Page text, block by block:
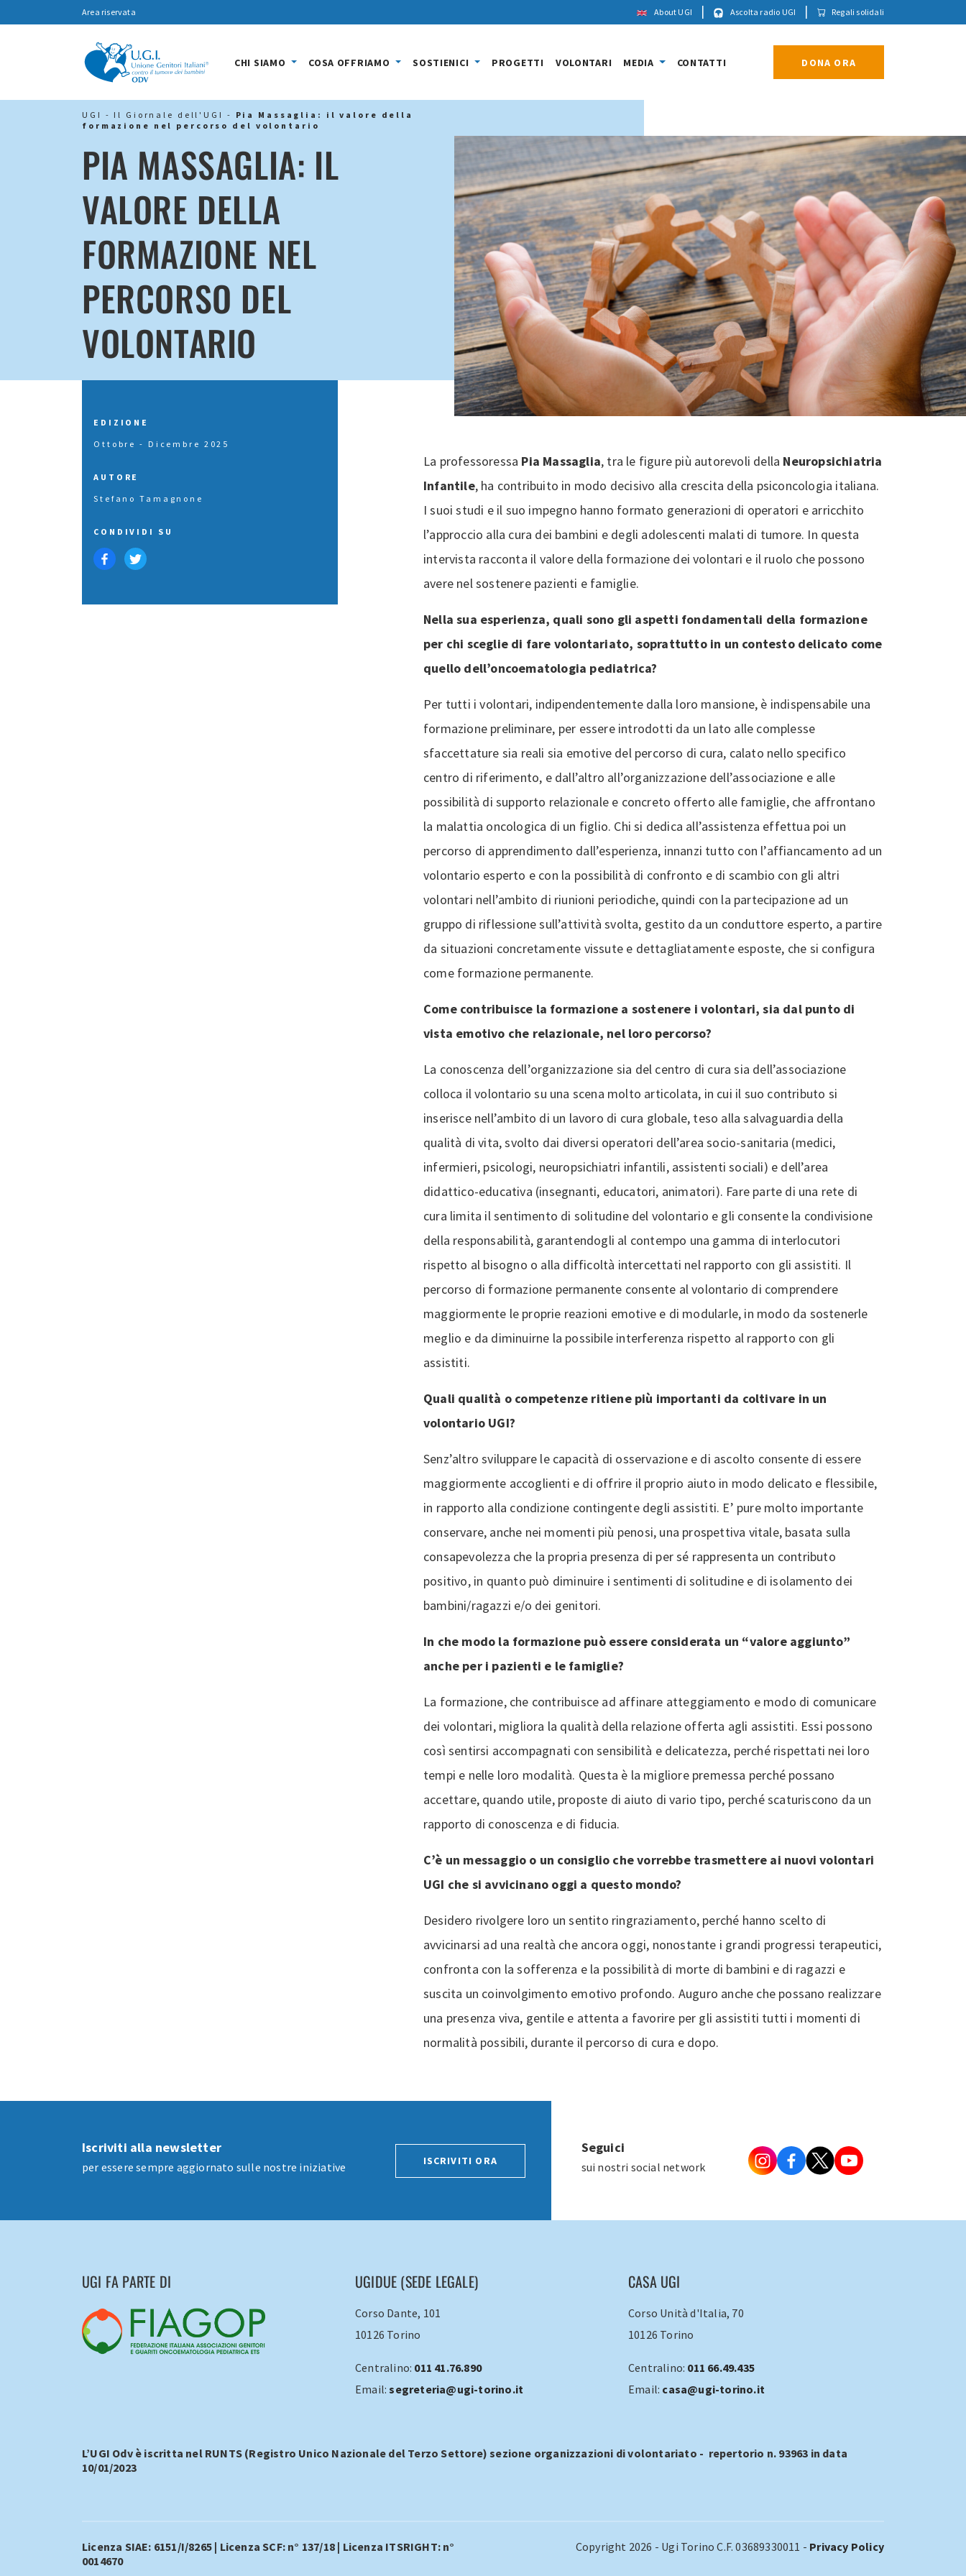
Area riservata About UGI | Ascolta radio UGI | Regali solidali
CHI SIAMO COSA OFFRIAMO SOSTIENICI PROGETTI VOLONTARI MEDIA CONTATTI DONA ORA
UGI - Il Giornale dell'UGI - Pia Massaglia: il valore della
formazione nel percorso del volontario
PIA MASSAGLIA: IL
VALORE DELLA
FORMAZIONE NEL
PERCORSO DEL
VOLONTARIO
EDIZIONE
Ottobre - Dicembre 2025
AUTORE
Stefano Tamagnone
CONDIVIDI SU
La professoressa Pia Massaglia, tra le figure più autorevoli della Neuropsichiatria
Infantile, ha contribuito in modo decisivo alla crescita della psiconcologia italiana.
I suoi studi e il suo impegno hanno formato generazioni di operatori e arricchito
l’approccio alla cura dei bambini e degli adolescenti malati di tumore. In questa
intervista racconta il valore della formazione dei volontari e il ruolo che possono
avere nel sostenere pazienti e famiglie.
Nella sua esperienza, quali sono gli aspetti fondamentali della formazione
per chi sceglie di fare volontariato, soprattutto in un contesto delicato come
quello dell’oncoematologia pediatrica?
Per tutti i volontari, indipendentemente dalla loro mansione, è indispensabile una
formazione preliminare, per essere introdotti da un lato alle complesse
sfaccettature sia reali sia emotive del percorso di cura, calato nello specifico
centro di riferimento, e dall’altro all’organizzazione dell’associazione e alle
possibilità di supporto relazionale e concreto offerto alle famiglie, che affrontano
la malattia oncologica di un figlio. Chi si dedica all’assistenza effettua poi un
percorso di apprendimento dall’esperienza, innanzi tutto con l’affiancamento ad un
volontario esperto e con la possibilità di confronto e di scambio con gli altri
volontari nell’ambito di riunioni periodiche, quindi con la partecipazione ad un
gruppo di riflessione sull’attività svolta, gestito da un conduttore esperto, a partire
da situazioni concretamente vissute e dettagliatamente esposte, che si configura
come formazione permanente.
Come contribuisce la formazione a sostenere i volontari, sia dal punto di
vista emotivo che relazionale, nel loro percorso?
La conoscenza dell’organizzazione sia del centro di cura sia dell’associazione
colloca il volontario su una scena molto articolata, in cui il suo contributo si
inserisce nell’ambito di un lavoro di cura globale, teso alla salvaguardia della
qualità di vita, svolto dai diversi operatori dell’area socio-sanitaria (medici,
infermieri, psicologi, neuropsichiatri infantili, assistenti sociali) e dell’area
didattico-educativa (insegnanti, educatori, animatori). Fare parte di una rete di
cura limita il sentimento di solitudine del volontario e gli consente la condivisione
della responsabilità, garantendogli al contempo una gamma di interlocutori
rispetto al bisogno o alla difficoltà intercettati nel rapporto con gli assistiti. Il
percorso di formazione permanente consente al volontario di comprendere
maggiormente le proprie reazioni emotive e di modularle, in modo da sostenerle
meglio e da diminuirne la possibile interferenza rispetto al rapporto con gli
assistiti.
Quali qualità o competenze ritiene più importanti da coltivare in un
volontario UGI?
Senz’altro sviluppare le capacità di osservazione e di ascolto consente di essere
maggiormente accoglienti e di offrire il proprio aiuto in modo delicato e flessibile,
in rapporto alla condizione contingente degli assistiti. E’ pure molto importante
conservare, anche nei momenti più penosi, una prospettiva vitale, basata sulla
consapevolezza che la propria presenza di per sé rappresenta un contributo
positivo, in quanto può diminuire i sentimenti di solitudine e di isolamento dei
bambini/ragazzi e/o dei genitori.
In che modo la formazione può essere considerata un “valore aggiunto”
anche per i pazienti e le famiglie?
La formazione, che contribuisce ad affinare atteggiamento e modo di comunicare
dei volontari, migliora la qualità della relazione offerta agli assistiti. Essi possono
così sentirsi accompagnati con sensibilità e delicatezza, perché rispettati nei loro
tempi e nelle loro modalità. Questa è la migliore premessa perché possano
accettare, quando utile, proposte di aiuto di vario tipo, perché scaturiscono da un
rapporto di conoscenza e di fiducia.
C’è un messaggio o un consiglio che vorrebbe trasmettere ai nuovi volontari
UGI che si avvicinano oggi a questo mondo?
Desidero rivolgere loro un sentito ringraziamento, perché hanno scelto di
avvicinarsi ad una realtà che ancora oggi, nonostante i grandi progressi terapeutici,
confronta con la sofferenza e la possibilità di morte di bambini e di ragazzi e
suscita un coinvolgimento emotivo profondo. Auguro anche che possano realizzare
una presenza viva, gentile e attenta a favorire per gli assistiti tutti i momenti di
normalità possibili, durante il percorso di cura e dopo.
Iscriviti alla newsletter
per essere sempre aggiornato sulle nostre iniziative ISCRIVITI ORA
Seguici
sui nostri social network
UGI FA PARTE DI UGIDUE (SEDE LEGALE)
Corso Dante, 101
10126 Torino
Centralino: 011 41.76.890
Email:segreteria@ugi-torino.it
CASA UGI
Corso Unità d'Italia, 70
10126 Torino
Centralino: 011 66.49.435
Email: casa@ugi-torino.it
L’UGI Odv è iscritta nel RUNTS (Registro Unico Nazionale del Terzo Settore) sezione organizzazioni di volontariato - repertorio n. 93963 in data
10/01/2023
Licenza SIAE: 6151/I/8265 | Licenza SCF: n° 137/18 | Licenza ITSRIGHT: n°
0014670
Copyright 2026 - Ugi Torino C.F. 03689330011 - Privacy Policy